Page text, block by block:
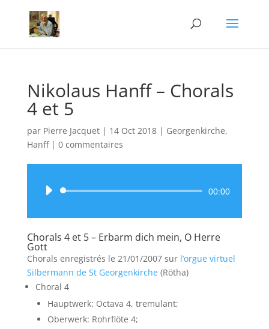
Nikolaus Hanff – Chorals
4 et 5
par Pierre Jacquet| 14 Oct 2018| Georgenkirche,
Hanff| 0 commentaires
Lecteur
00:00
Chorals 4 et 5 – Erbarm dich mein, O Herre
Gott
Chorals enregistrés le 21/01/2007 sur l’orgue virtuel
Silbermann de St Georgenkirche(Rötha)
Choral 4
Hauptwerk: Octava 4, tremulant;
Oberwerk: Rohrflöte 4;